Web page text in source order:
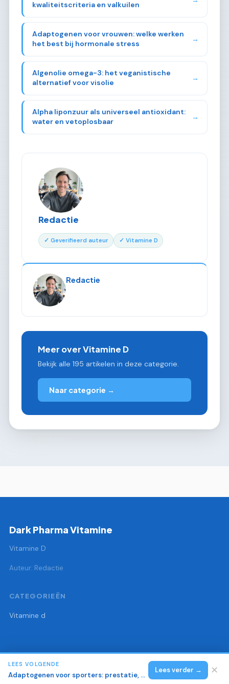
kwaliteitscriteria en valkuilen
Adaptogenen voor vrouwen: welke werken
het best bij hormonale stress
→
Algenolie omega-3: het veganistische
alternatief voor visolie
→
Alpha liponzuur als universeel antioxidant:
water en vetoplosbaar
→
Redactie
✓ Geverifieerd auteur ✓ Vitamine D
Redactie
Meer over Vitamine D
Bekijk alle 195 artikelen in deze categorie.
Naar categorie →
Dark Pharma Vitamine
Vitamine D
Auteur: Redactie
CATEGORIEËN
Vitamine d
© 2026 Dark Pharma Vitamine Alle rechten voorbehouden.
LEES VOLGENDE
Adaptogenen voor sporters: prestatie, herstel en cortisol regulatie
Lees verder → ✕